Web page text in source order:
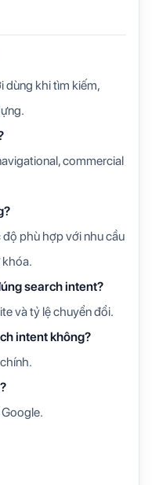
dùng khi tìm kiếm,
commercial
phù hợp với nhu cầu
search intent?
và tỷ lệ chuyển đổi.
intent không?